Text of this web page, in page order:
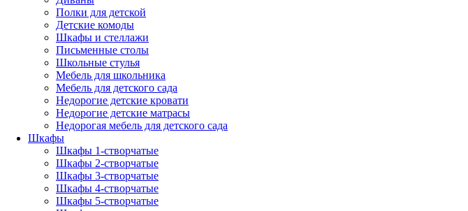
Полки для детской
Детские комоды
Шкафы и стеллажи
Письменные столы
Школьные стулья
Мебель для школьника
Мебель для детского сада
Недорогие детские кровати
Недорогие детские матрасы
Недорогая мебель для детского сада
Шкафы
Шкафы 1-створчатые
Шкафы 2-створчатые
Шкафы 3-створчатые
Шкафы 4-створчатые
Шкафы 5-створчатые